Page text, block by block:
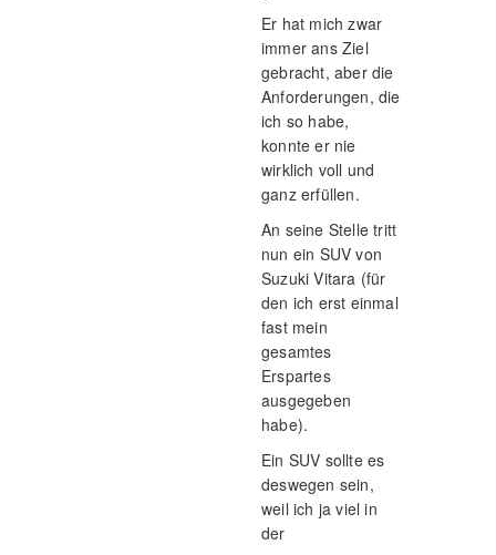
Er hat mich zwar
immer ans Ziel
gebracht, aber die
Anforderungen, die
ich so habe,
konnte er nie
wirklich voll und
ganz erfüllen.
An seine Stelle tritt
nun ein SUV von
Suzuki Vitara (für
den ich erst einmal
fast mein
gesamtes
Erspartes
ausgegeben
habe).
Ein SUV sollte es
deswegen sein,
weil ich ja viel in
der